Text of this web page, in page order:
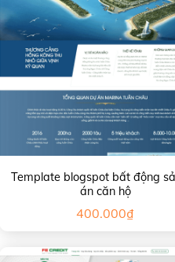
Template blogspot bất động
án căn hộ
400.000₫